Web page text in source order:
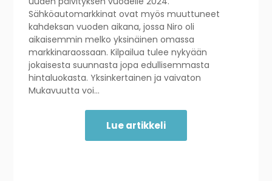
Sähköautomarkkinat ovat myös muuttuneet
kahdeksan vuoden aikana, jossa Niro oli
aikaisemmin melko yksinäinen omassa
markkinaraossaan. Kilpailua tulee nykyään
jokaisesta suunnasta jopa edullisemmasta
hintaluokasta. Yksinkertainen ja vaivaton
Mukavuutta voi…
Lue artikkeli